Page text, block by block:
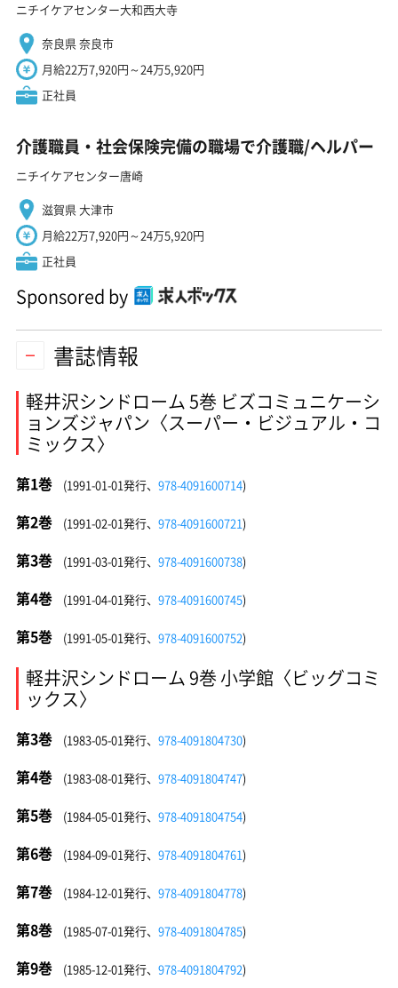
ニチイケアセンター大和西大寺
奈良県 奈良市
月給22万7,920円～24万5,920円
正社員
介護職員・社会保険完備の職場で介護職/ヘルパー
ニチイケアセンター唐崎
滋賀県 大津市
月給22万7,920円～24万5,920円
正社員
Sponsored by
書誌情報
軽井沢シンドローム 5巻 ビズコミュニケーシ
ョンズジャパン〈スーパー・ビジュアル・コ
ミックス〉
第1巻 (1991-01-01発行、 978-4091600714)
第2巻 (1991-02-01発行、 978-4091600721)
第3巻 (1991-03-01発行、 978-4091600738)
第4巻 (1991-04-01発行、 978-4091600745)
第5巻 (1991-05-01発行、 978-4091600752)
軽井沢シンドローム 9巻 小学館〈ビッグコミ
ックス〉
第3巻 (1983-05-01発行、 978-4091804730)
第4巻 (1983-08-01発行、 978-4091804747)
第5巻 (1984-05-01発行、 978-4091804754)
第6巻 (1984-09-01発行、 978-4091804761)
第7巻 (1984-12-01発行、 978-4091804778)
第8巻 (1985-07-01発行、 978-4091804785)
第9巻 (1985-12-01発行、 978-4091804792)